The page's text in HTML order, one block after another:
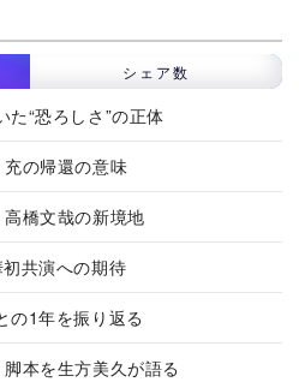
シェア数
た“恐ろしさ”の正体
充の帰還の意味
高橋文哉の新境地
共演への期待
の1年を振り返る
本を生方美久が語る